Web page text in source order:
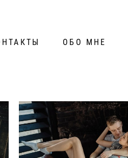
ОБО МНЕ